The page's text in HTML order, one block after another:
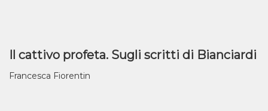
Il cattivo profeta. Sugli scritti di Bianciardi
Francesca Fiorentin